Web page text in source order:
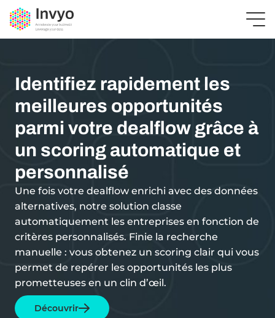
Identifiez rapidement les
meilleures opportunités
parmi votre dealflow grâce à
un scoring automatique et
personnalisé
Une fois votre dealflow enrichi avec des données
alternatives, notre solution classe
automatiquement les entreprises en fonction de
critères personnalisés. Finie la recherche
manuelle : vous obtenez un scoring clair qui vous
permet de repérer les opportunités les plus
prometteuses en un clin d’œil.
Découvrir